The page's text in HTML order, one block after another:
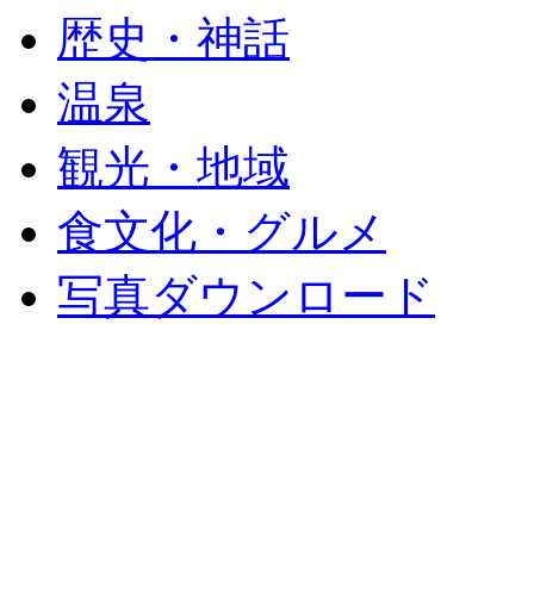
歴史・神話
温泉
観光・地域
食文化・グルメ
写真ダウンロード